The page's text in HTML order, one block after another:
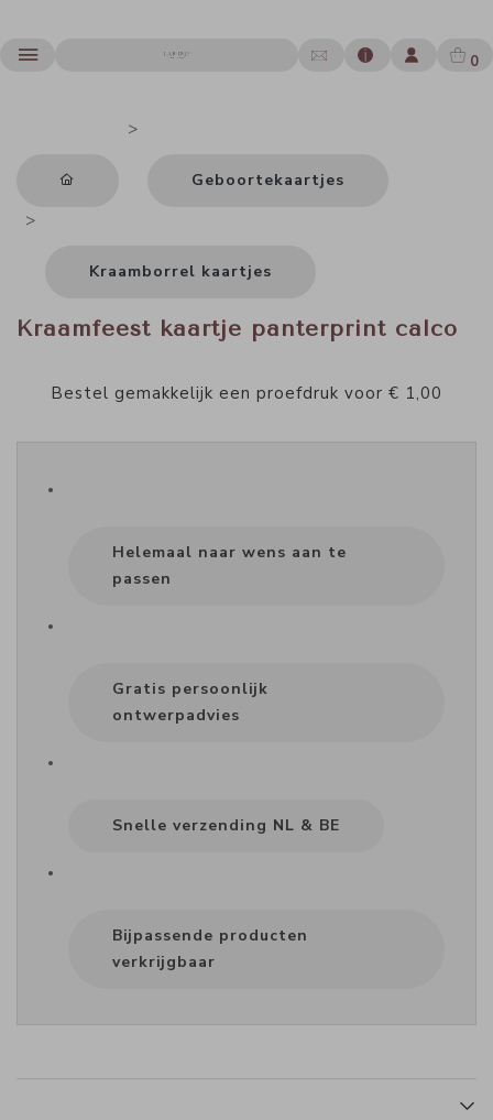
0
Geboortekaartjes
Kraamborrel kaartjes
Kraamfeest kaartje panterprint calco
Bestel gemakkelijk een proefdruk voor € 1,00
Helemaal naar wens aan te
passen
Gratis persoonlijk
ontwerpadvies
Snelle verzending NL & BE
Bijpassende producten
verkrijgbaar